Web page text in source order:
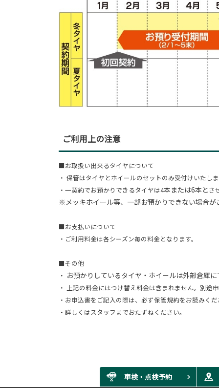
ご利用上の注意
■お取扱い出来るタイヤについて
・ 保管はタイヤとホイールのセットのみ受付けいたし
・一契約でお預かりできるタイヤは4本または6本とさ
※メッキホイール等、一部お預かりできない場合
■お支払いについて
・ご利用料金は各シーズン毎の料金となります。
■その他
・ お預かりしているタイヤ・ホイールは外部倉庫
・ 上記の料金にはつけ替え料金は含まれません。別途
・お申込書をご記入の際は、必ず保管規約をお読みく
・詳しくはスタッフまでおたずねください。
車検・点検予約